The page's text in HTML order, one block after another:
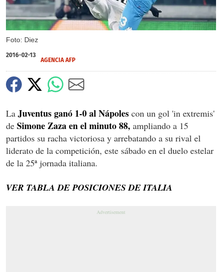
Foto: Diez
2016-02-13
AGENCIA AFP
La Juventus ganó 1-0 al Nápoles con un gol 'in extremis'
de Simone Zaza en el minuto 88, ampliando a 15
partidos su racha victoriosa y arrebatando a su rival el
liderato de la competición, este sábado en el duelo estelar
de la 25ª jornada italiana.
VER TABLA DE POSICIONES DE ITALIA